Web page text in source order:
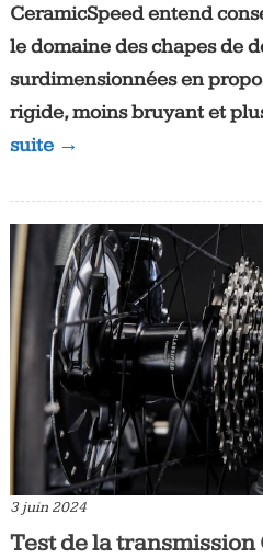
CeramicSpeed entend
le domaine des chapes de
surdimensionnées en
rigide, moins bruyant et
suite →
3 juin 2024
Test de la